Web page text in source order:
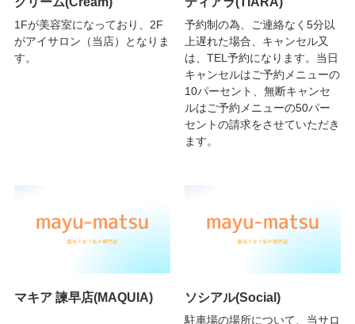
1Fが美容室になっており、2F
がアイサロン（当店）となりま
す。
予約制の為、ご連絡なく5分以
上遅れた場合、キャンセル又
は、TEL予約になります。当日
キャンセルはご予約メニューの
10パーセント、無断キャンセ
ルはご予約メニューの50パー
セントの請求をさせていただき
ます。
マキア 諫早店(MAQUIA) ソシアル(Social)
駐車場の場所について、当サロ